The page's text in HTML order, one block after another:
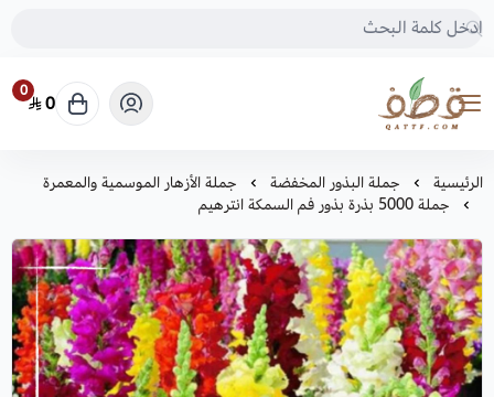
متجر قطف للبذور
0
0
الرئيسية جملة البذور المخفضة
جملة الأزهار الموسمية والمعمرة
جملة 5000 بذرة بذور فم السمكة انترهيم